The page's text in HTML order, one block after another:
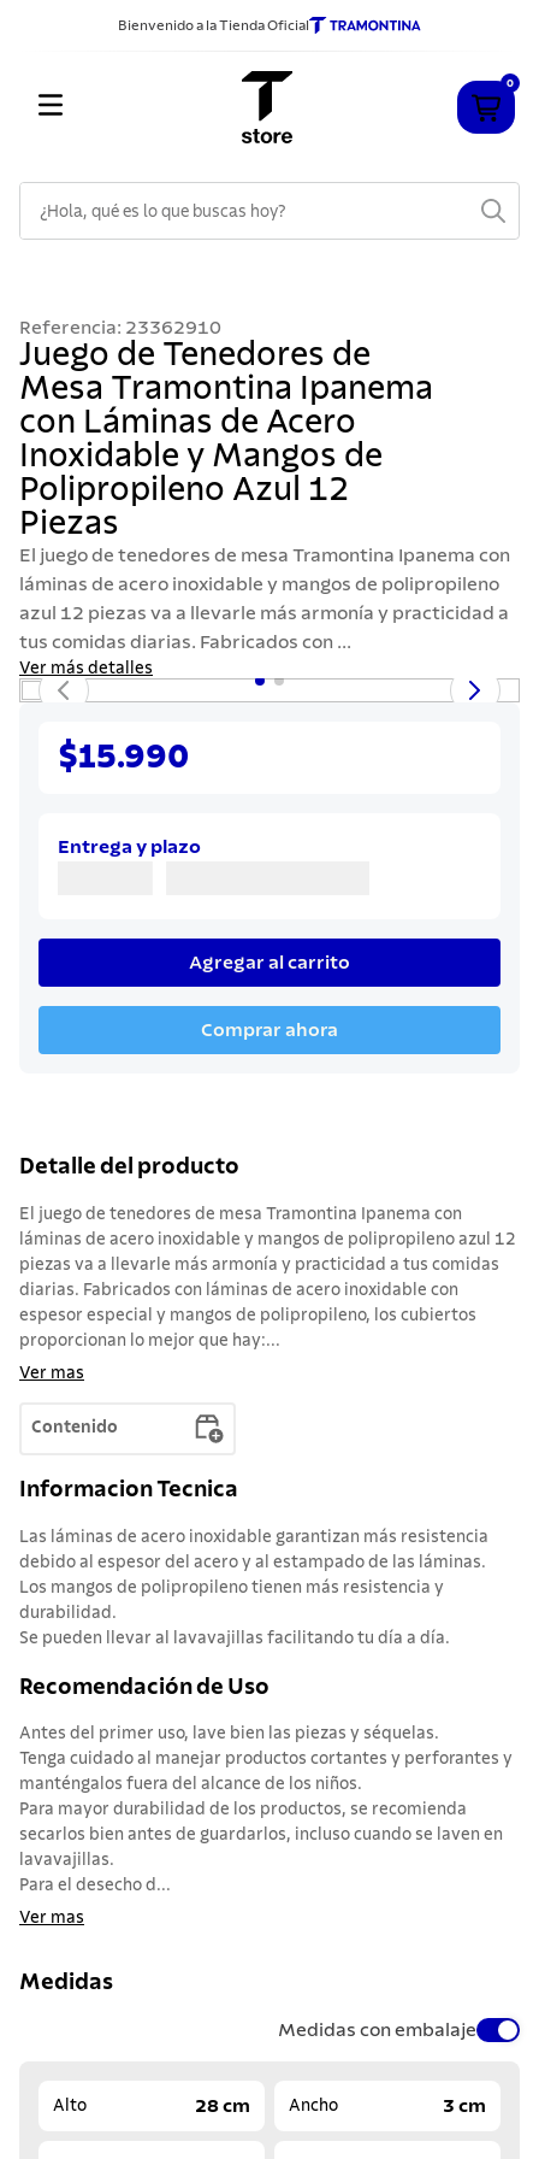
Bienvenido a la Tienda Oficial
0
Referencia: 23362910
Juego de Tenedores de
Mesa Tramontina Ipanema
con Láminas de Acero
Inoxidable y Mangos de
Polipropileno Azul 12
Piezas
El juego de tenedores de mesa Tramontina Ipanema con
láminas de acero inoxidable y mangos de polipropileno
azul 12 piezas va a llevarle más armonía y practicidad a
tus comidas diarias. Fabricados con ...
Ver más detalles
$15.990
Entrega y plazo
Agregar al carrito
Comprar ahora
Detalle del producto
El juego de tenedores de mesa Tramontina Ipanema con
láminas de acero inoxidable y mangos de polipropileno azul 12
piezas va a llevarle más armonía y practicidad a tus comidas
diarias. Fabricados con láminas de acero inoxidable con
espesor especial y mangos de polipropileno, los cubiertos
proporcionan lo mejor que hay:...
Ver mas
Contenido
Informacion Tecnica
Las láminas de acero inoxidable garantizan más resistencia
debido al espesor del acero y al estampado de las láminas.
Los mangos de polipropileno tienen más resistencia y
durabilidad.
Se pueden llevar al lavavajillas facilitando tu día a día.
Recomendación de Uso
Antes del primer uso, lave bien las piezas y séquelas.
Tenga cuidado al manejar productos cortantes y perforantes y
manténgalos fuera del alcance de los niños.
Para mayor durabilidad de los productos, se recomienda
secarlos bien antes de guardarlos, incluso cuando se laven en
lavavajillas.
Para el desecho d...
Ver mas
Medidas
Medidas con embalaje
Alto 28 cm Ancho 3 cm
2 .
sarten
3.
cubiertos
4.
ollas
5.
acero inoxidable
6.
442
7.
grano
8.
solar
9.
cuchillo
10. termo